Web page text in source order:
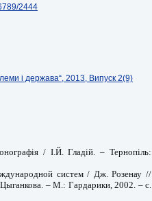
2444
і держава“, 2013, Випуск 2(9)
/ І.Й. Гладій. – Тернопіль:
систем / Дж. Розенау //
– М.: Гардарики, 2002. – с.